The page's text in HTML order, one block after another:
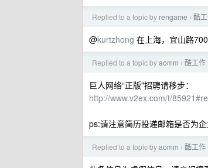
Replied to a topic by rengame › 酷
@kurtzhong 在上海，宜山路
Replied to a topic byaomm › 酷工作
巨人网络“正版"招聘请移步：
http://www.v2ex.com/t/
ps:请注意简历投递邮箱是否为企
Replied to a topic byaomm › 酷工作